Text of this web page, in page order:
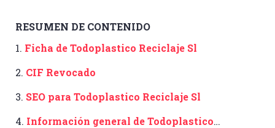
RESUMEN DE CONTENIDO
1. Ficha de Todoplastico Reciclaje Sl
2. CIF Revocado
3. SEO para Todoplastico Reciclaje Sl
4. Información general de Todoplastico